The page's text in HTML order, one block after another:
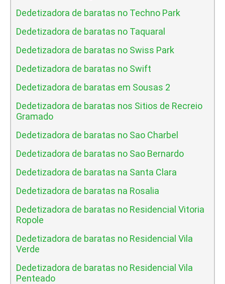
Dedetizadora de baratas no Techno Park
Dedetizadora de baratas no Taquaral
Dedetizadora de baratas no Swiss Park
Dedetizadora de baratas no Swift
Dedetizadora de baratas em Sousas 2
Dedetizadora de baratas nos Sitios de Recreio
Gramado
Dedetizadora de baratas no Sao Charbel
Dedetizadora de baratas no Sao Bernardo
Dedetizadora de baratas na Santa Clara
Dedetizadora de baratas na Rosalia
Dedetizadora de baratas no Residencial Vitoria
Ropole
Dedetizadora de baratas no Residencial Vila
Verde
Dedetizadora de baratas no Residencial Vila
Penteado